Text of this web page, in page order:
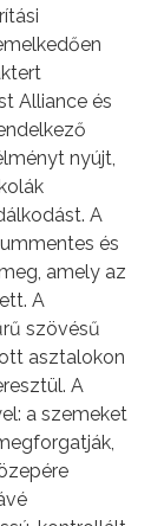
Alliance és
nyújt,
A
és
amely az
A
szövésű
asztalokon
A
a szemeket